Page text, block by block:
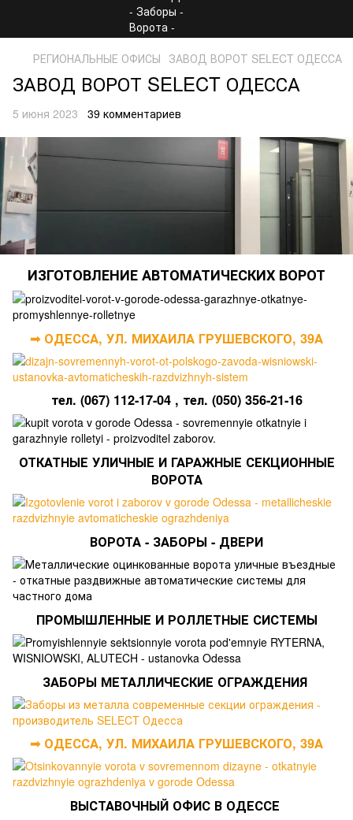
РЕГИОНАЛЬНЫЕ ОФИСЫ ЗАВОД ВОРОТ SELECT ОДЕССА
ЗАВОД ВОРОТ SELECT ОДЕССА
5 июня 2023 39 комментариев
ИЗГОТОВЛЕНИЕ АВТОМАТИЧЕСКИХ ВОРОТ
➟ ОДЕССА, УЛ. МИХАИЛА ГРУШЕВСКОГО, 39А
тел. (067) 112-17-04 , тел. (050) 356-21-16
ОТКАТНЫЕ УЛИЧНЫЕ И ГАРАЖНЫЕ СЕКЦИОННЫЕ
ВОРОТА
ВОРОТА - ЗАБОРЫ - ДВЕРИ
ПРОМЫШЛЕННЫЕ И РОЛЛЕТНЫЕ СИСТЕМЫ
ЗАБОРЫ МЕТАЛЛИЧЕСКИЕ ОГРАЖДЕНИЯ
➟ ОДЕССА, УЛ. МИХАИЛА ГРУШЕВСКОГО, 39А
ВЫСТАВОЧНЫЙ ОФИС В ОДЕССЕ